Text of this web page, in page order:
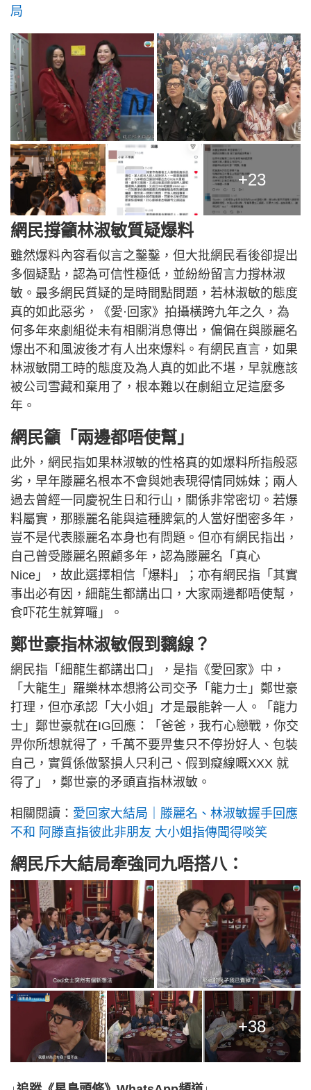
局
+23
網民撐籲林淑敏質疑爆料
雖然爆料內容看似言之鑿鑿，但大批網民看後卻提出
多個疑點，認為可信性極低，並紛紛留言力撐林淑
敏。最多網民質疑的是時間點問題，若林淑敏的態度
真的如此惡劣，《愛·回家》拍攝橫跨九年之久，為
何多年來劇組從未有相關消息傳出，偏偏在與滕麗名
爆出不和風波後才有人出來爆料。有網民直言，如果
林淑敏開工時的態度及為人真的如此不堪，早就應該
被公司雪藏和棄用了，根本難以在劇組立足這麼多
年。
網民籲「兩邊都唔使幫」
此外，網民指如果林淑敏的性格真的如爆料所指般惡
劣，早年滕麗名根本不會與她表現得情同姊妹；兩人
過去曾經一同慶祝生日和行山，關係非常密切。若爆
料屬實，那滕麗名能與這種脾氣的人當好閨密多年，
豈不是代表滕麗名本身也有問題。但亦有網民指出，
自己曾受滕麗名照顧多年，認為滕麗名「真心
Nice」，故此選擇相信「爆料」；亦有網民指「其實
事出必有因，細龍生都講出口，大家兩邊都唔使幫，
食吓花生就算囉」。
鄭世豪指林淑敏假到黐線？
網民指「細龍生都講出口」，是指《愛回家》中，
「大龍生」羅樂林本想將公司交予「龍力士」鄭世豪
打理，但亦承認「大小姐」才是最能幹一人。「龍力
士」鄭世豪就在IG回應：「爸爸，我冇心戀戰，你交
畀你所想就得了，千萬不要畀隻只不停扮好人、包裝
自己，實質係做緊損人只利己、假到癡線嘅XXX 就
得了」，鄭世豪的矛頭直指林淑敏。
相關閱讀： 愛回家大結局｜滕麗名、林淑敏握手回應
不和 阿滕直指彼此非朋友 大小姐指傳聞得啖笑
網民斥大結局牽強同九唔搭八：
+38